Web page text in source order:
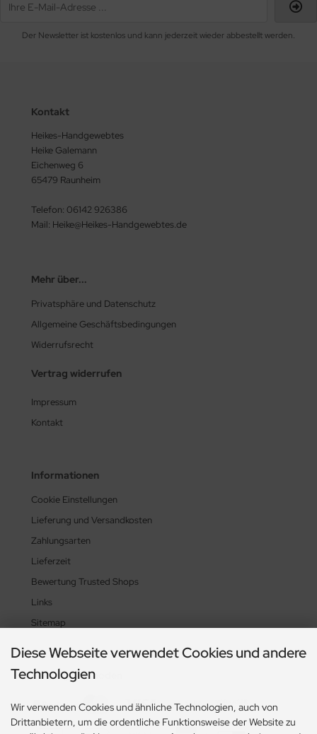
Der Newsletter ist kostenlos und kann jederzeit wieder abbestellt werden.
Kontakt
Heikes-Handgewebtes
Heike Galemann
Eichenweg 6
65479 Raunheim
Telefon: 06142 926386
Mail: Heike@Heikes-Handgewebtes.de
Mehr über...
Privatsphäre und Datenschutz
Allgemeine Geschäftsbedingungen
Widerrufsrecht
Vertrag widerrufen
Impressum
Kontakt
Informationen
Cookie Einstellungen
Lieferung und Versandkosten
Zahlungsarten
Lieferzeit
Bewertung Trusted Shops
Links
Sitemap
Zahlungsmethoden
Diese Webseite verwendet Cookies und andere
Technologien
Wir verwenden Cookies und ähnliche Technologien, auch von
Drittanbietern, um die ordentliche Funktionsweise der Website zu